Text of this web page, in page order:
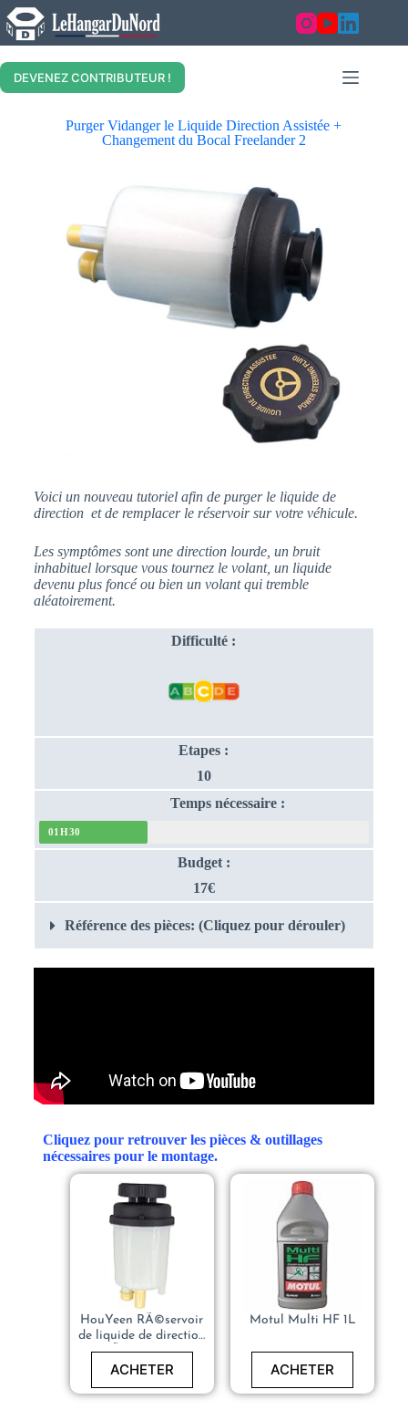
DEVENEZ CONTRIBUTEUR !
Purger Vidanger le Liquide Direction Assistée +
Changement du Bocal Freelander 2
Voici un nouveau tutoriel afin de purger le liquide de
direction et de remplacer le réservoir sur votre véhicule.
Les symptômes sont une direction lourde, un bruit
inhabituellorsque vous tournez le volant, un liquide
devenu plus foncé ou bien un volant qui tremble
aléatoirement.
Difficulté :
Etapes :
10
Temps nécessaire :
01H30
Budget :
17€
Référence des pièces: (Cliquez pour dérouler)
Cliquez pour retrouver les pièces & outillages
nécessaires pour le montage.
HouYeen RÃ©servoir
de liquide de direction
assistÃ©e pour L-and
Rover Freelander 2
LR000578
ACHETER
Motul Multi HF 1L
ACHETER